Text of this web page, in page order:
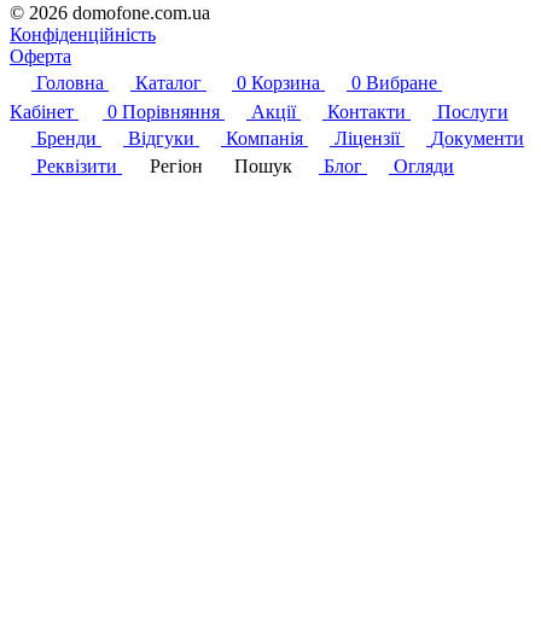
© 2026 domofone.com.ua
Конфіденційність
Оферта
Головна
Каталог 0 Корзина 0 Вибране
Кабінет
0 Порівняння Акції Контакти
Послуги
Бренди
Відгуки Компанія Ліцензії
Документи
Реквізити
Регіон Пошук Блог Огляди